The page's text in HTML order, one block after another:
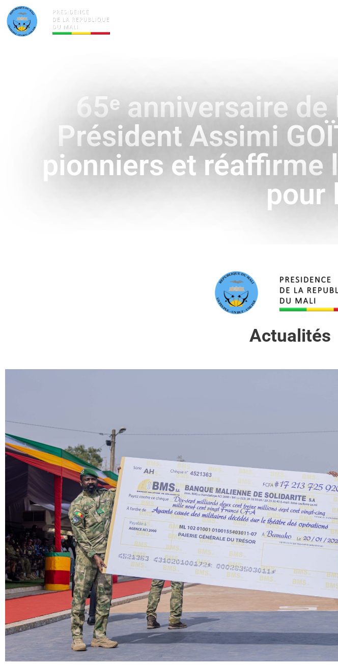
65ᵉ anniversaire
Président Assimi
pionniers et réaffirme
pour
Actualités